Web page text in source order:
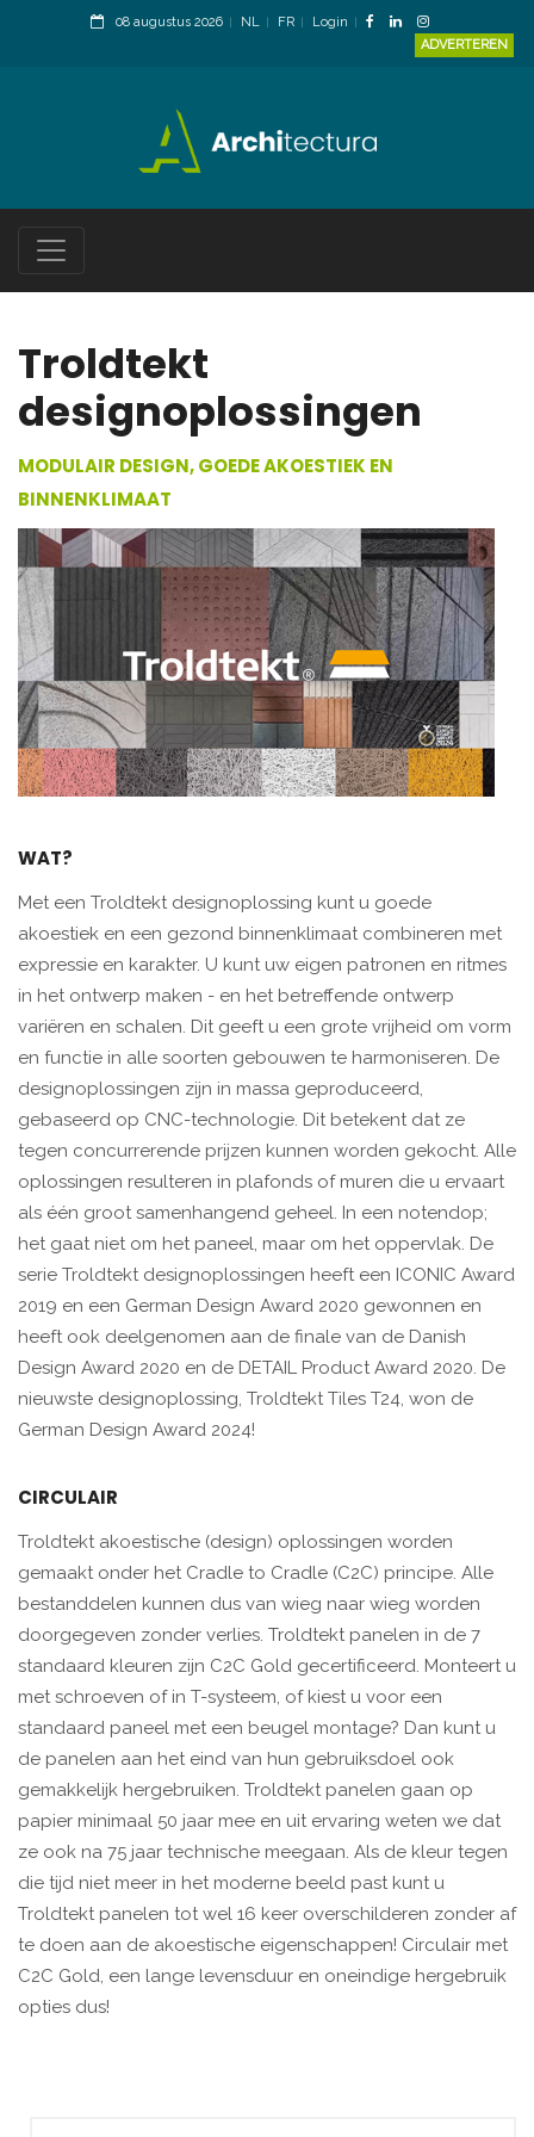
08 augustus 2026 NL FR
Login
ADVERTEREN
Troldtekt
designoplossingen
MODULAIR DESIGN, GOEDE AKOESTIEK EN
BINNENKLIMAAT
WAT?
Met een Troldtekt designoplossing kunt u goede
akoestiek en een gezond binnenklimaat combineren met
expressie en karakter. U kunt uw eigen patronen en ritmes
in het ontwerp maken - en het betreffende ontwerp
variëren en schalen. Dit geeft u een grote vrijheid om vorm
en functie in alle soorten gebouwen te harmoniseren. De
designoplossingen zijn in massa geproduceerd,
gebaseerd op CNC-technologie. Dit betekent dat ze
tegen concurrerende prijzen kunnen worden gekocht. Alle
oplossingen resulteren in plafonds of muren die u ervaart
als één groot samenhangend geheel. In een notendop;
het gaat niet om het paneel, maar om het oppervlak. De
serie Troldtekt designoplossingen heeft een ICONIC Award
2019 en een German Design Award 2020 gewonnen en
heeft ook deelgenomen aan de finale van de Danish
Design Award 2020 en de DETAIL Product Award 2020. De
nieuwste designoplossing, Troldtekt Tiles T24, won de
German Design Award 2024!
CIRCULAIR
Troldtekt akoestische (design) oplossingen worden
gemaakt onder het Cradle to Cradle (C2C) principe. Alle
bestanddelen kunnen dus van wieg naar wieg worden
doorgegeven zonder verlies. Troldtekt panelen in de 7
standaard kleuren zijn C2C Gold gecertificeerd. Monteert u
met schroeven of in T-systeem, of kiest u voor een
standaard paneel met een beugel montage? Dan kunt u
de panelen aan het eind van hun gebruiksdoel ook
gemakkelijk hergebruiken. Troldtekt panelen gaan op
papier minimaal 50 jaar mee en uit ervaring weten we dat
ze ook na 75 jaar technische meegaan. Als de kleur tegen
die tijd niet meer in het moderne beeld past kunt u
Troldtekt panelen tot wel 16 keer overschilderen zonder af
te doen aan de akoestische eigenschappen! Circulair met
C2C Gold, een lange levensduur en oneindige hergebruik
opties dus!